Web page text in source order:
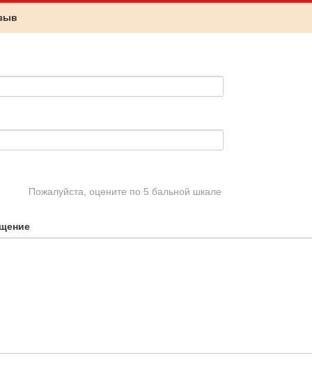
Пожалуйста, оцените по 5 бальной шкале